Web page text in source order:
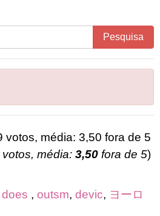
Pesquisa
votos, média: 3,50 fora de 5)
does , outsm, devic, ヨーロ